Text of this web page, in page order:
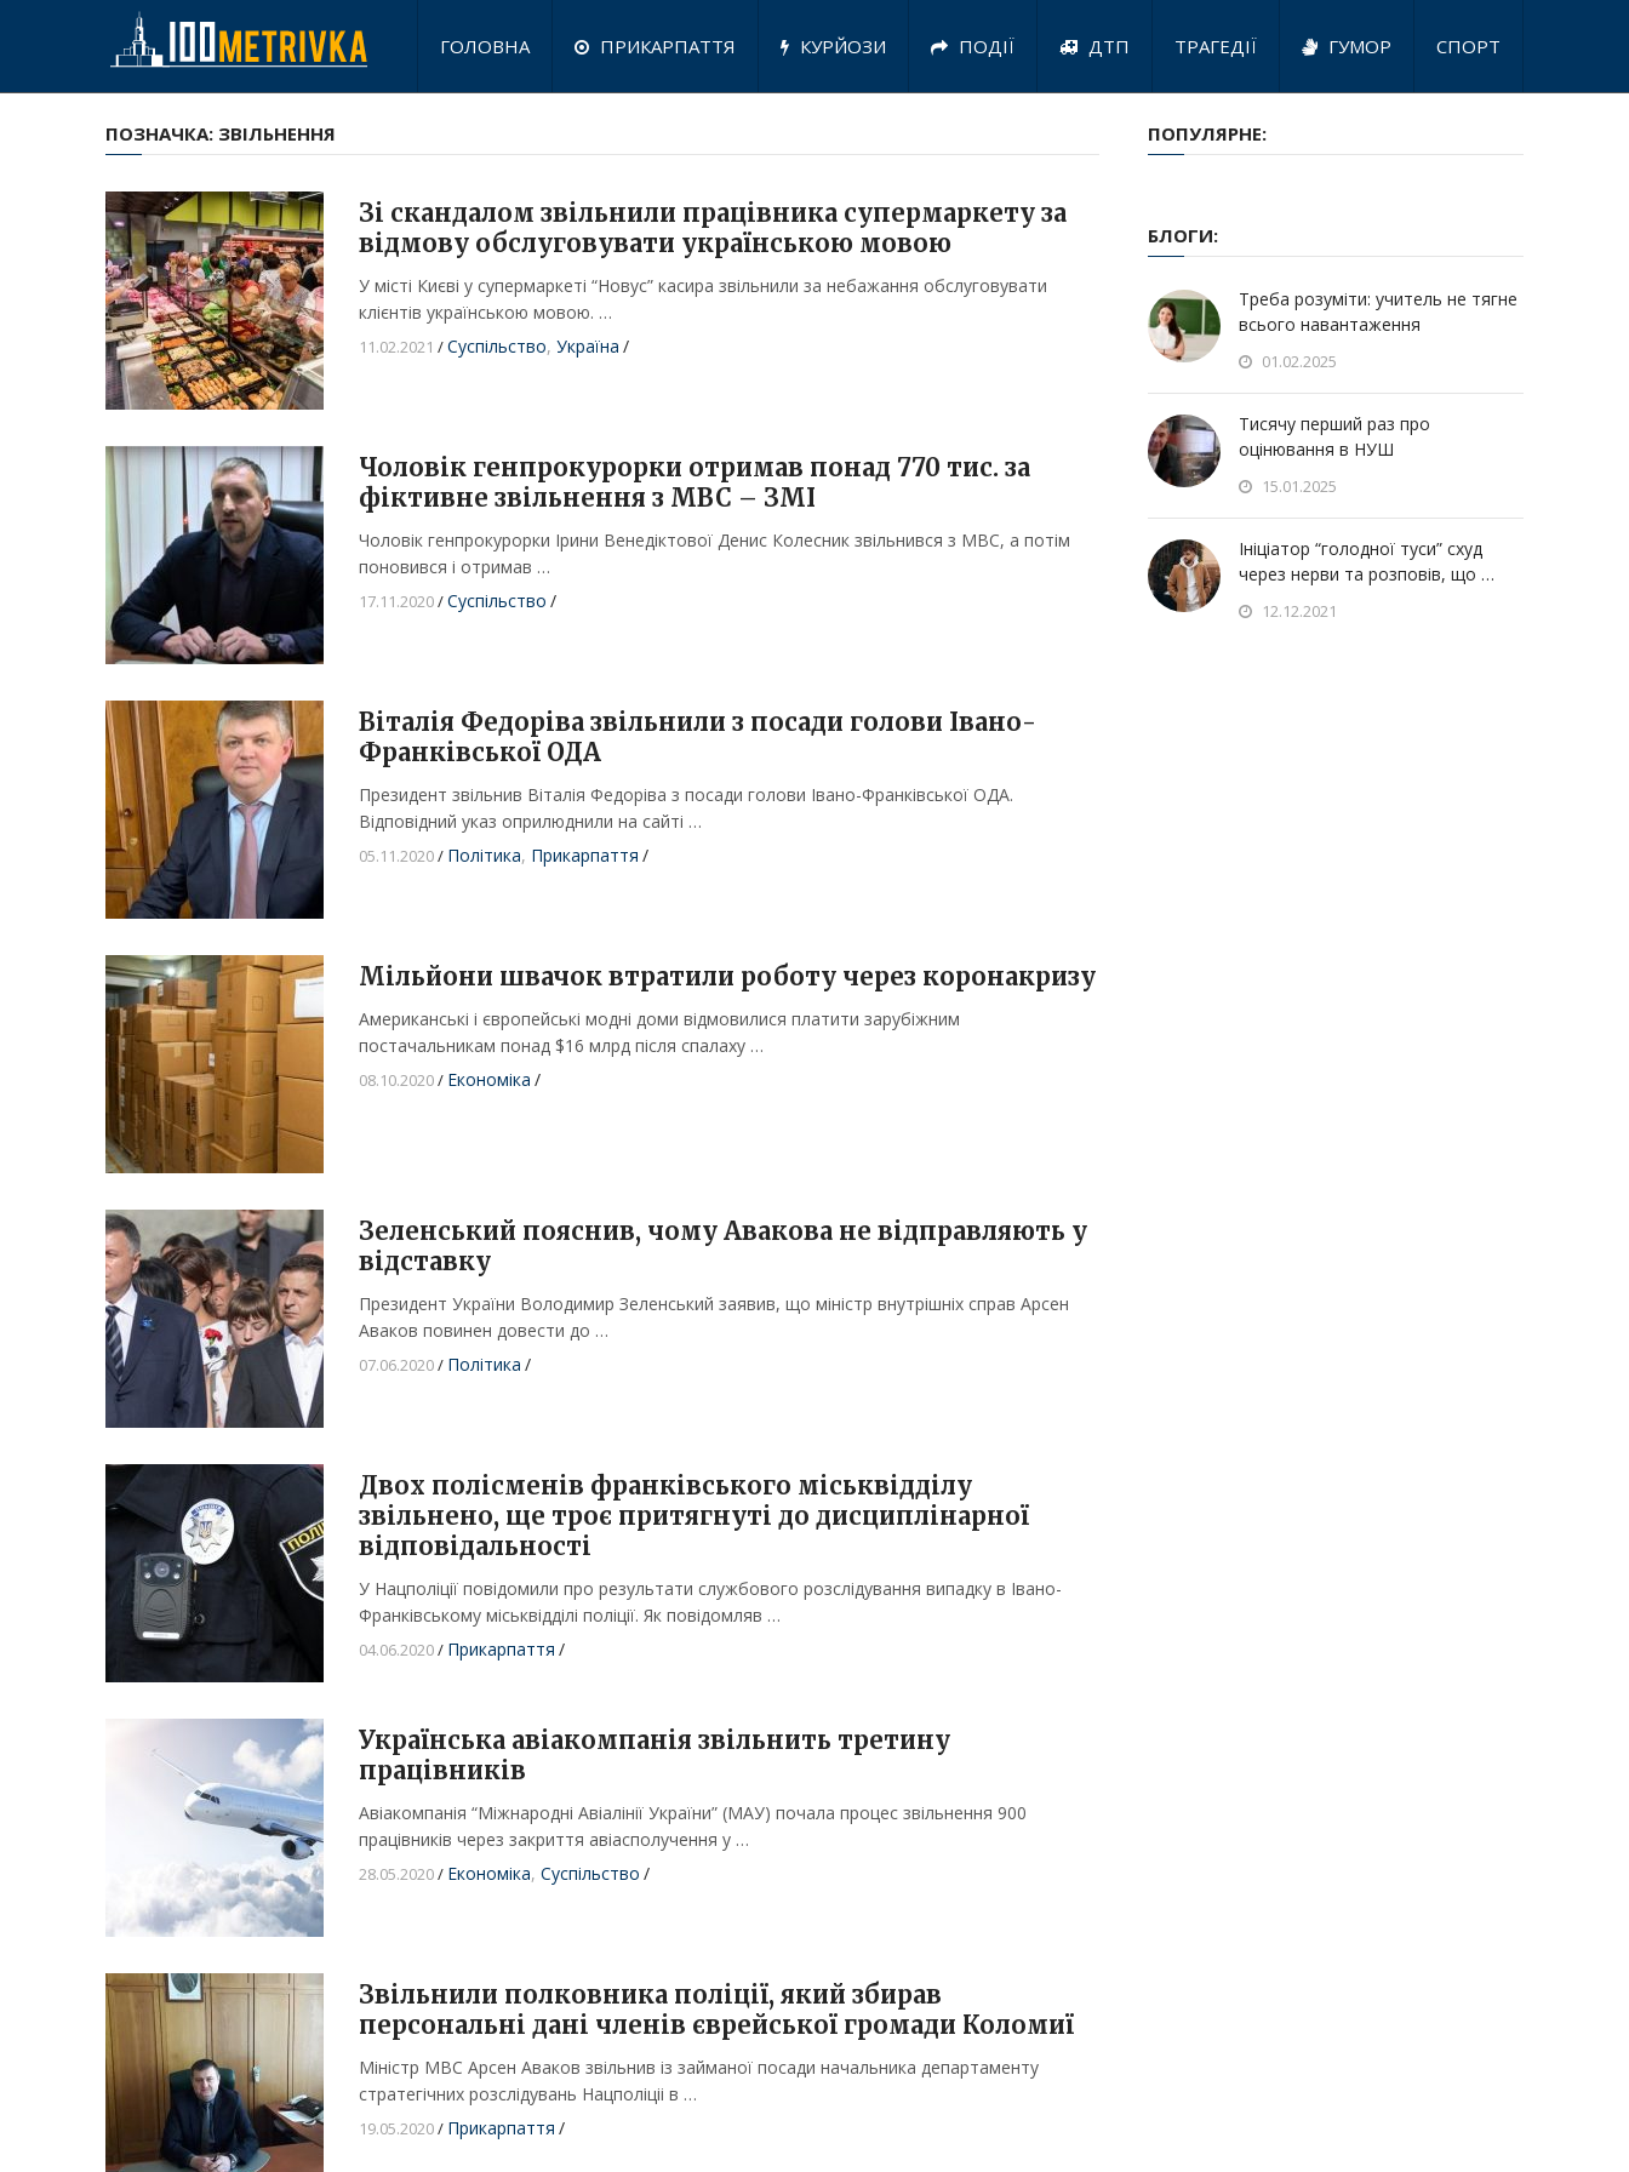
ГОЛОВНА ПРИКАРПАТТЯ КУРЙОЗИ ПОДІЇ ДТП ТРАГЕДІЇ ГУМОР СПОРТ
ПОЗНАЧКА: ЗВІЛЬНЕННЯ
Зі скандалом звільнили працівника супермаркету за
відмову обслуговувати українською мовою
У місті Києві у супермаркеті “Новус” касира звільнили за небажання обслуговувати
клієнтів українською мовою. …
11.02.2021 /Суспільство, Україна /
Чоловік генпрокурорки отримав понад 770 тис. за
фіктивне звільнення з МВС – ЗМІ
Чоловік генпрокурорки Ірини Венедіктової Денис Колесник звільнився з МВС, а потім
поновився і отримав …
17.11.2020/Суспільство /
Віталія Федоріва звільнили з посади голови Івано-
Франківської ОДА
Президент звільнив Віталія Федоріва з посади голови Івано-Франківської ОДА.
Відповідний указ оприлюднили на сайті …
05.11.2020/ Політика, Прикарпаття /
Мільйони швачок втратили роботу через коронакризу
Американські і європейські модні доми відмовилися платити зарубіжним
постачальникам понад $16 млрд після спалаху …
08.10.2020/ Економіка /
Зеленський пояснив, чому Авакова не відправляють у
відставку
Президент України Володимир Зеленський заявив, що міністр внутрішніх справ Арсен
Аваков повинен довести до …
07.06.2020/ Політика /
Двох полісменів франківського міськвідділу
звільнено, ще троє притягнуті до дисциплінарної
відповідальності
У Нацполіції повідомили про результати службового розслідування випадку в Івано-
Франківському міськвідділі поліції. Як повідомляв …
04.06.2020/ Прикарпаття /
Українська авіакомпанія звільнить третину
працівників
Авіакомпанія “Міжнародні Авіалінії України” (МАУ) почала процес звільнення 900
працівників через закриття авіасполучення у …
28.05.2020/ Економіка, Суспільство /
Звільнили полковника поліції, який збирав
персональні дані членів єврейської громади Коломиї
Міністр МВС Арсен Аваков звільнив із займаної посади начальника департаменту
стратегічних розслідувань Нацполіціі в …
19.05.2020/ Прикарпаття /
ПОПУЛЯРНЕ:
БЛОГИ:
Треба розуміти: учитель не тягне
всього навантаження
01.02.2025
Тисячу перший раз про
оцінювання в НУШ
15.01.2025
Ініціатор “голодної туси” схуд
через нерви та розповів, що …
12.12.2021